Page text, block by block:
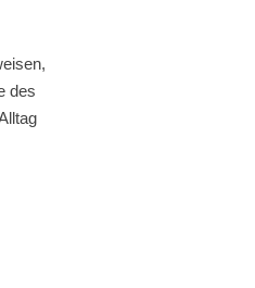
des